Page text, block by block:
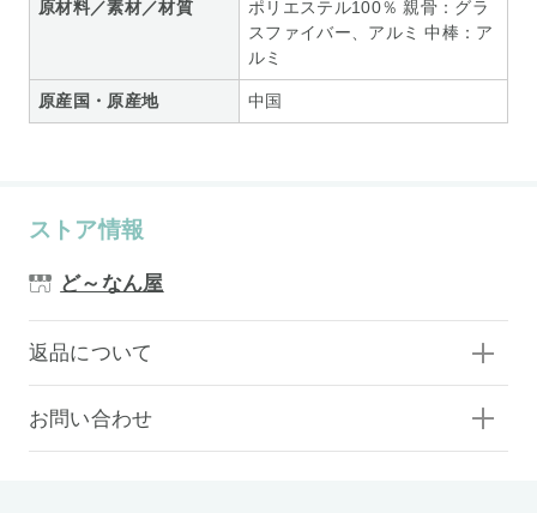
原材料／素材／材質
ポリエステル100％ 親骨：グラ
スファイバー、アルミ 中棒：ア
ルミ
原産国・原産地 中国
ストア情報
ど～なん屋
返品について
お問い合わせ